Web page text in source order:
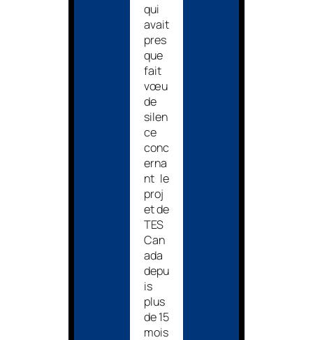
qui
avait
pres
que
fait
vœu
de
silen
ce
conc
erna
nt le
proj
et de
TES
Can
ada
depu
is
plus
de 15
mois